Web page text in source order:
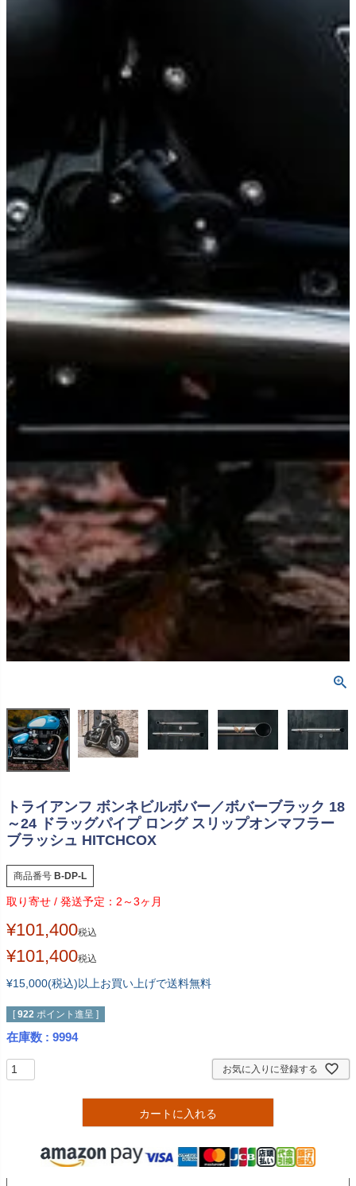
トライアンフ ボンネビルボバー／ボバーブラック 18
～24 ドラッグパイプ ロング スリップオンマフラー
ブラッシュ HITCHCOX
商品番号 B-DP-L
2～3ヶ月
¥101,400税込
¥101,400税込
¥15,000(税込)以上お買い上げで送料無料
[ 922 ポイント進呈 ]
在庫数 9994
お気に入りに登録する
カートに入れる